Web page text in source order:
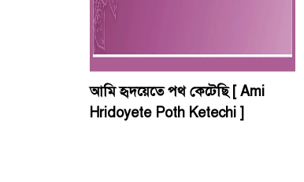
আমি হৃদয়েতে পথ কেটেছি [ Ami
Hridoyete Poth Ketechi ]